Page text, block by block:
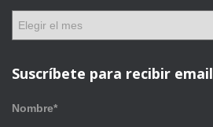
o
s
h
v
Suscríbete para recibir email
Nombre*